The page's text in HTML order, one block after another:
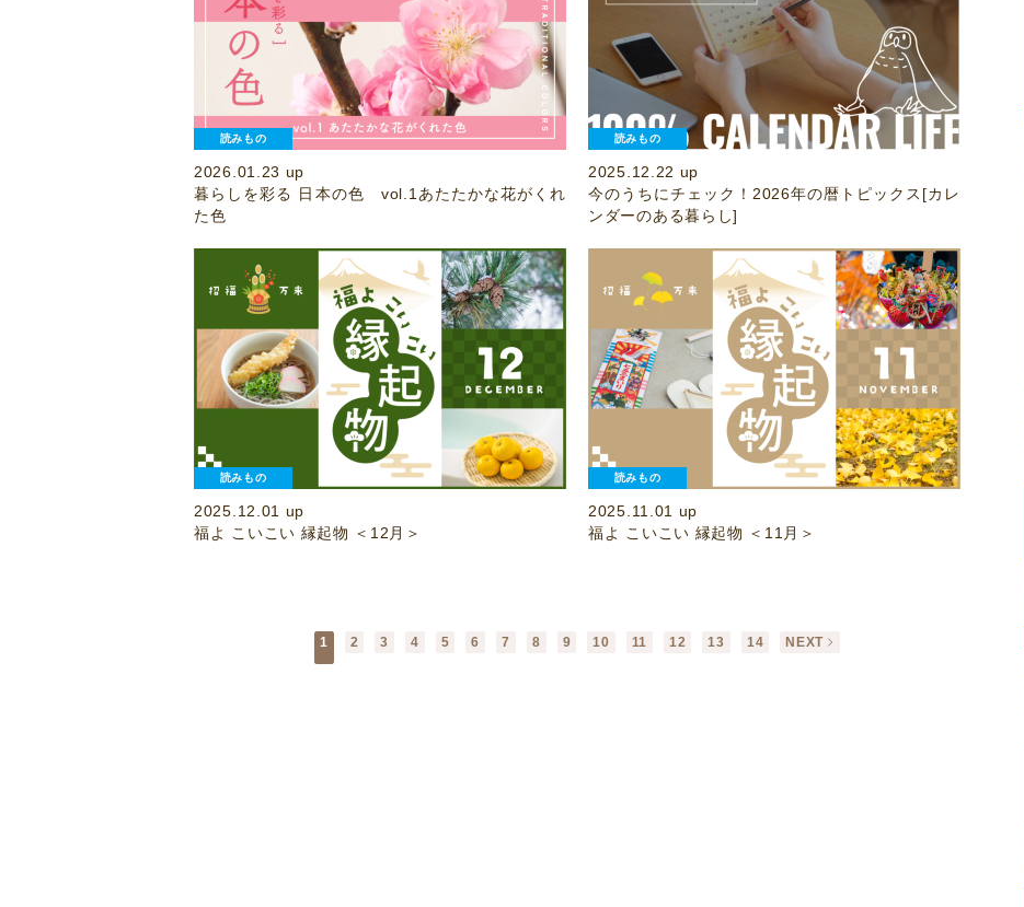
読みもの
2026.01.23 up
暮らしを彩る 日本の色 vol.1あたたかな花がくれ
た色
読みもの
2025.12.22 up
今のうちにチェック！2026年の暦トピックス[カレ
ンダーのある暮らし]
読みもの
2025.12.01 up
福よ こいこい 縁起物 ＜12月＞
読みもの
2025.11.01 up
福よ こいこい 縁起物 ＜11月＞
1 2 3 4 5 6 7 8 9 10 11 12 13 14 NEXT